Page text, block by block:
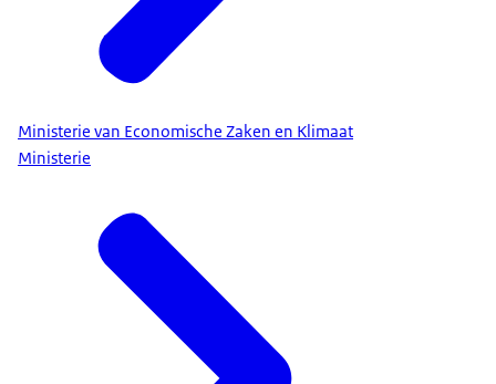
Ministerie van Economische Zaken en Klimaat
Ministerie